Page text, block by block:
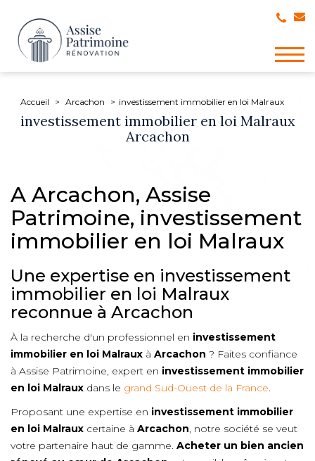
Accueil Arcachon investissement immobilier en loi Malraux
investissement immobilier en loi Malraux
Arcachon
A Arcachon, Assise
Patrimoine, investissement
immobilier en loi Malraux
Une expertise en investissement
immobilier en loi Malraux
reconnue à Arcachon
À la recherche d'un professionnel en investissement
immobilier en loi Malraux à Arcachon ? Faites confiance
à Assise Patrimoine, expert en investissement immobilier
en loi Malraux dans le grand Sud-Ouest de la France.
Proposant une expertise en investissement immobilier
en loi Malraux certaine à Arcachon, notre société se veut
votre partenaire haut de gamme. Acheter un bien ancien